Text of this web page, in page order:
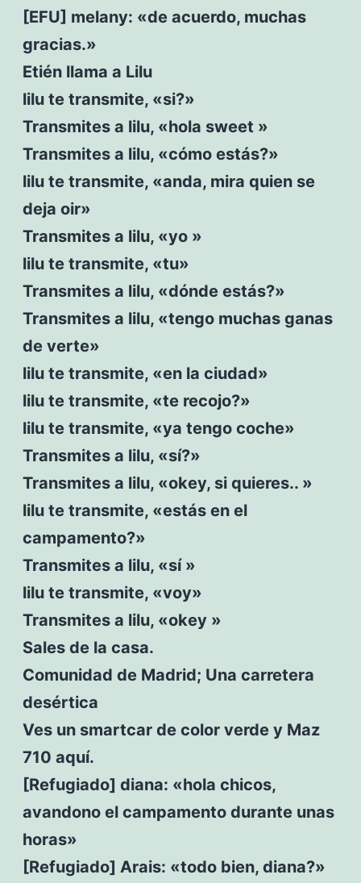
[EFU] melany: «de acuerdo, muchas
gracias.»
Etién llama a Lilu
lilu te transmite, «si?»
Transmites a lilu, «hola sweet »
Transmites a lilu, «cómo estás?»
lilu te transmite, «anda, mira quien se
deja oir»
Transmites a lilu, «yo »
lilu te transmite, «tu»
Transmites a lilu, «dónde estás?»
Transmites a lilu, «tengo muchas ganas
de verte»
lilu te transmite, «en la ciudad»
lilu te transmite, «te recojo?»
lilu te transmite, «ya tengo coche»
Transmites a lilu, «sí?»
Transmites a lilu, «okey, si quieres.. »
lilu te transmite, «estás en el
campamento?»
Transmites a lilu, «sí »
lilu te transmite, «voy»
Transmites a lilu, «okey »
Sales de la casa.
Comunidad de Madrid; Una carretera
desértica
Ves un smartcar de color verde y Maz
710 aquí.
[Refugiado] diana: «hola chicos,
avandono el campamento durante unas
horas»
[Refugiado] Arais: «todo bien, diana?»